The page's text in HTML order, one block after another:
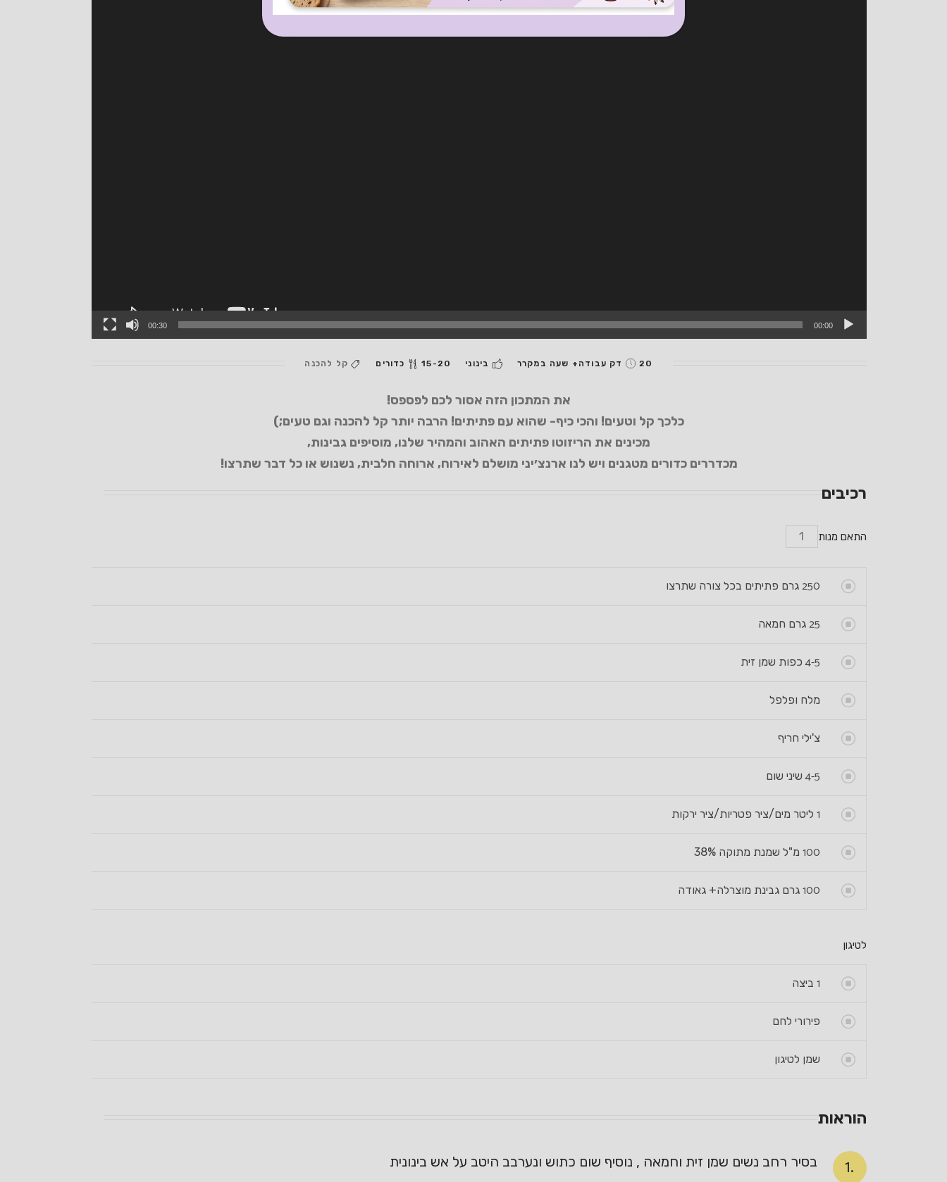
00:00
00:30
20 דק עבודה+ שעה במקרר בינוני 15-20 כדורים קל להכנה
את המתכון הזה אסור לכם לפספס!
כלכך קל וטעים! והכי כיף- שהוא עם פתיתים! הרבה יותר קל להכנה וגם טעים;)
מכינים את הריזוטו פתיתים האהוב והמהיר שלנו, מוסיפים גבינות,
מכדררים כדורים מטגנים ויש לנו ארנצ׳יני מושלם לאירוח, ארוחה חלבית, נשנוש או כל דבר שתרצו!
רכיבים
התאם מנות
250 גרם פתיתים בכל צורה שתרצו
25 גרם חמאה
4-5 כפות שמן זית
מלח ופלפל
צ'ילי חריף
4-5 שיני שום
1 ליטר מים/ציר פטריות/ציר ירקות
100 מ"ל שמנת מתוקה 38%
100 גרם גבינת מוצרלה+ גאודה
לטיגון
1 ביצה
פירורי לחם
שמן לטיגון
הוראות
1. בסיר רחב נשים שמן זית וחמאה , נוסיף שום כתוש ונערבב היטב על אש בינונית